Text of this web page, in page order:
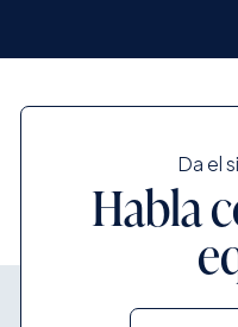
Da el
Habla